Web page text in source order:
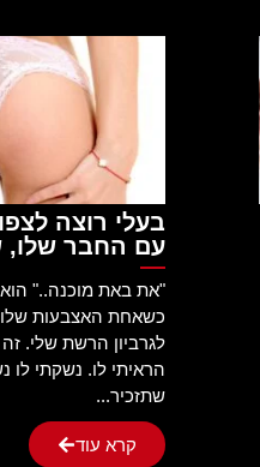
בעלי רוצה
עם החבר שלו,
"את באת מוכנה.." הוא
כשאחת האצבעות
לגרביון הרשת שלי.
הראיתי לו. נשקתי לו
שתזכיר...
קרא עוד